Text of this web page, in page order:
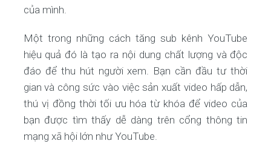
của mình.
Một trong những cách tăng sub kênh YouTube
hiệu quả đó là tạo ra nội dung chất lượng và độc
đáo để thu hút người xem. Bạn cần đầu tư thời
gian và công sức vào việc sản xuất video hấp dẫn,
thú vị đồng thời tối ưu hóa từ khóa để video của
bạn được tìm thấy dễ dàng trên cổng thông tin
mạng xã hội lớn như YouTube.